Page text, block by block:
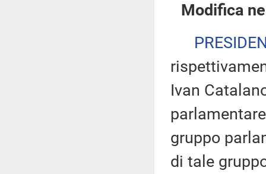
Modifica
Ivan
gruppo
di tale